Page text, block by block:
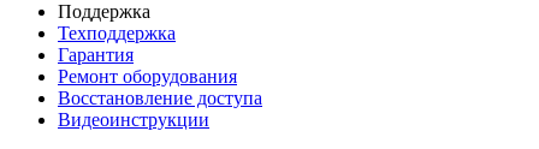
Поддержка
Техподдержка
Гарантия
Ремонт оборудования
Восстановление доступа
Видеоинструкции